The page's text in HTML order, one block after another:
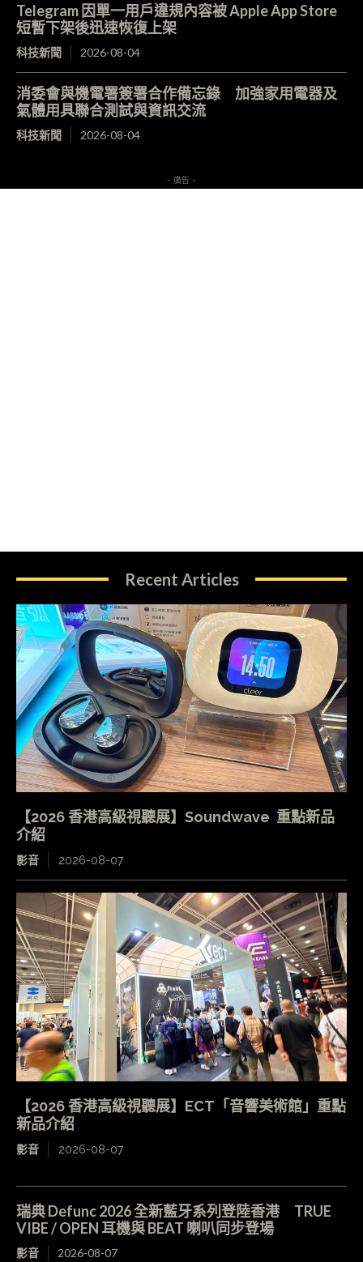
Telegram 因單一用戶違規內容被 Apple App Store
短暫下架後迅速恢復上架
科技新聞 2026-08-04
消委會與機電署簽署合作備忘錄 加強家用電器及
氣體用具聯合測試與資訊交流
科技新聞 2026-08-04
- 廣告 -
Recent Articles
【2026 香港高級視聽展】Soundwave 重點新品
介紹
影音 2026-08-07
【2026 香港高級視聽展】ECT「音響美術館」重點
新品介紹
影音 2026-08-07
瑞典 Defunc 2026 全新藍牙系列登陸香港 TRUE
VIBE / OPEN 耳機與 BEAT 喇叭同步登場
影音 2026-08-07